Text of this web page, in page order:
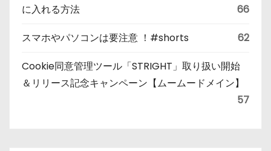
に入れる方法
66
スマホやパソコンは要注意 ！#shorts 62
Cookie同意管理ツール「STRIGHT」取り扱い開始
＆リリース記念キャンペーン【ムームードメイン】
57